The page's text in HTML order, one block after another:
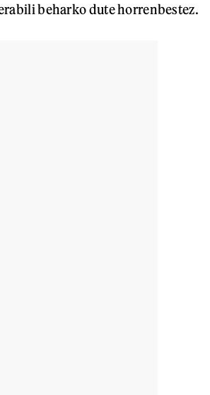
beharko dute horrenbestez.